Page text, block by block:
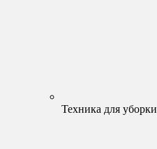
Техника для уборки